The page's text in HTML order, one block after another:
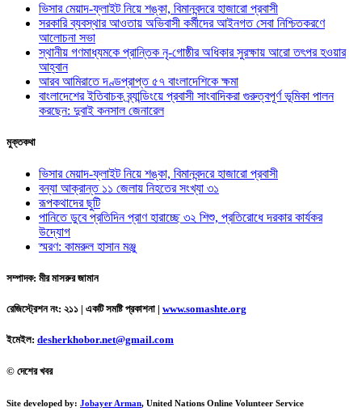
ভিসার মেয়াদ-ফ্লাইট নিয়ে শঙ্কা, বিমানবন্দরে হাজারো প্রবাসী
সরকারি ব্যবস্থার আওতায় অভিবাসী কর্মীদের আইনগত সেবা নিশ্চিতকরণে
আলোচনা সভা
স্থানীয় গণমাধ্যমকে প্রান্তিক নৃ-গোষ্ঠীর অধিকার সুরক্ষায় আরো তৎপর হওয়ার
আহ্বান
আরব আমিরাতে দণ্ডপ্রাপ্ত ৫৭ বাংলাদেশিকে ক্ষমা
বাংলাদেশের ইতিবাচক ব্র্যান্ডিংয়ে প্রবাসী সাংবাদিকরা গুরুত্বপূর্ণ ভূমিকা পালন
করছেন: দুবাই কনসাল জেনারেল
মুক্তকথা
ভিসার মেয়াদ-ফ্লাইট নিয়ে শঙ্কা, বিমানবন্দরে হাজারো প্রবাসী
বন্যা আক্রান্ত ১১ জেলায় নিহতের সংখ্যা ৩১
রূপকথাদের ছুটি
পানিতে ডুবে প্রতিদিন প্রাণ হারাচ্ছে ৩২ শিশু, প্রতিরোধে দরকার কার্যকর
উদ্যোগ
স্মরণ: কামরুল হাসান মঞ্জু
সম্পাদক: মীর মাসরুর জামান
রেজিস্ট্রেশন নং: ২১১ | একটি সমষ্টি প্রকাশনা | www.somashte.org
ইমেইল: desherkhobor.net@gmail.com
© দেশের খবর
Site developed by: Jobayer Arman, United Nations Online Volunteer Service